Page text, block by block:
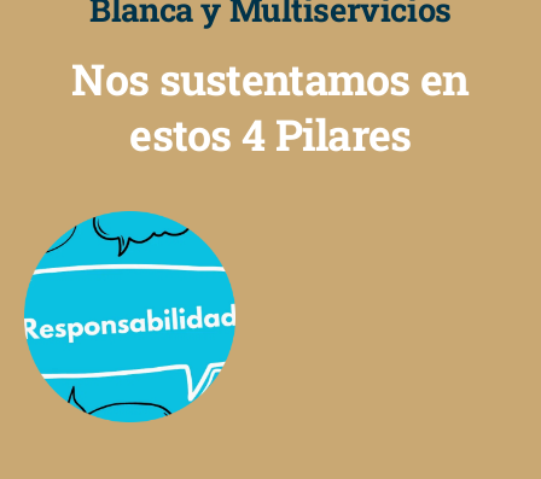
Blanca y Multiservicios
Nos sustentamos en
estos 4 Pilares